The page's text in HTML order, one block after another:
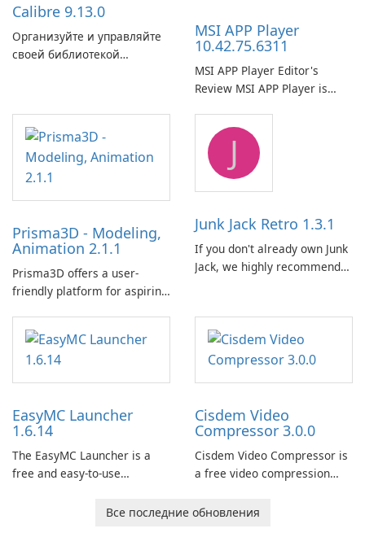
Calibre 9.13.0
Организуйте и управляйте
своей библиотекой
MSI APP Player
10.42.75.6311
MSI APP Player Editor's
Review MSI APP Player is
emulator built atop the
BlueStacks engine and tuned
for MSI hardware.
Prisma3D - Modeling,
Animation 2.1.1
Prisma3D offers a user-
friendly platform for aspiring
imagination to life. With a
wide range of tools and
features, this app allows
users to easily design 3D
captivating animated scenes.
J
Junk Jack Retro 1.3.1
If you don't already own Junk
Jack, we highly recommend
This game is where it all
began! Junk Jack Retro,
formerly known as Junk Jack,
EasyMC Launcher
1.6.14
The EasyMC Launcher is a
free and easy-to-use
developed by EasyMC. It
Cisdem Video
Compressor 3.0.0
Cisdem Video Compressor is
a free video compression
users to compress media
Все последние обновления